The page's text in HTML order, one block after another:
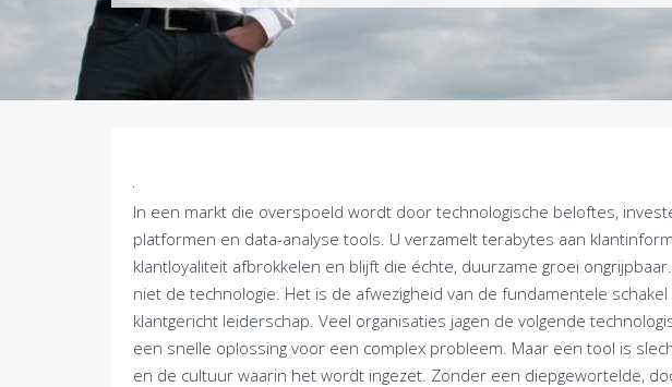
In een markt die overspoeld wordt door technologische beloftes,
platformen en data-analyse tools. U verzamelt terabytes aan
klantloyaliteit afbrokkelen en blijft die échte, duurzame groei
niet de technologie. Het is de afwezigheid van de fundamentele
klantgericht leiderschap. Veel organisaties jagen de volgende
een snelle oplossing voor een complex probleem. Maar een tool is
en de cultuur waarin het wordt ingezet. Zonder een diepgewortelde,